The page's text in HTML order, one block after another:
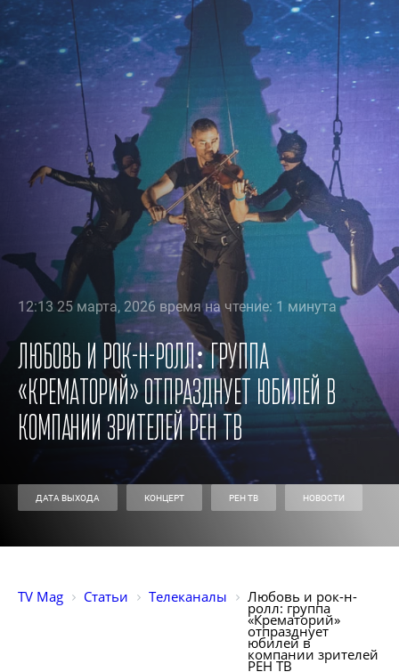
12:13 25 марта, 2026 время на чтение: 1 минута
Любовь и рок-н-ролл: группа
«Крематорий» отпразднует юбилей в
компании зрителей РЕН ТВ
ДАТА ВЫХОДА КОНЦЕРТ РЕН ТВ НОВОСТИ
TV Mag Статьи Телеканалы Любовь и рок-н-
ролл: группа
«Крематорий»
отпразднует
юбилей в
компании зрителей
РЕН ТВ